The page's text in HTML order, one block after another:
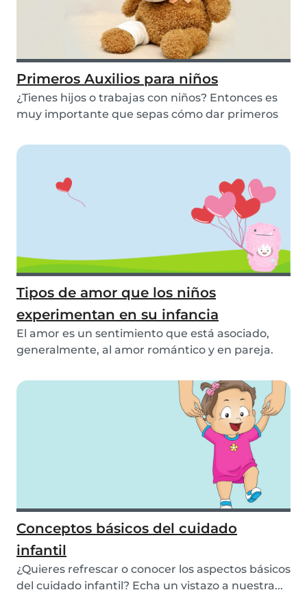
Primeros Auxilios para niños
¿Tienes hijos o trabajas con niños? Entonces es
muy importante que sepas cómo dar primeros
Tipos de amor que los niños
experimentan en su infancia
El amor es un sentimiento que está asociado,
generalmente, al amor romántico y en pareja.
Conceptos básicos del cuidado
infantil
¿Quieres refrescar o conocer los aspectos básicos
del cuidado infantil? Echa un vistazo a nuestra...